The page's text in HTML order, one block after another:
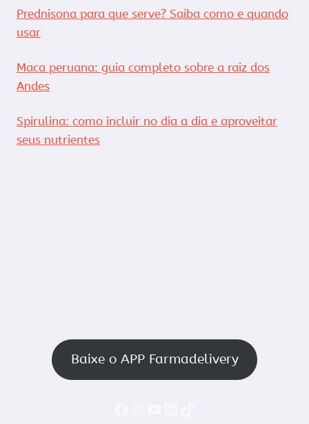
Prednisona para que serve? Saiba como e quando
usar
Maca peruana: guia completo sobre a raiz dos
Andes
Spirulina: como incluir no dia a dia e aproveitar
seus nutrientes
Baixe o APP Farmadelivery